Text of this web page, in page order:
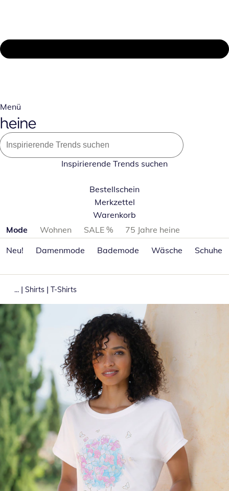
Menü
Inspirierende Trends suchen
Bestellschein
Merkzettel
Warenkorb
Produktkategorien überspringen
Mode Wohnen SALE %
75 Jahre heine
Neu!
Damenmode Bademode Wäsche Schuhe
... | Shirts | T-Shirts